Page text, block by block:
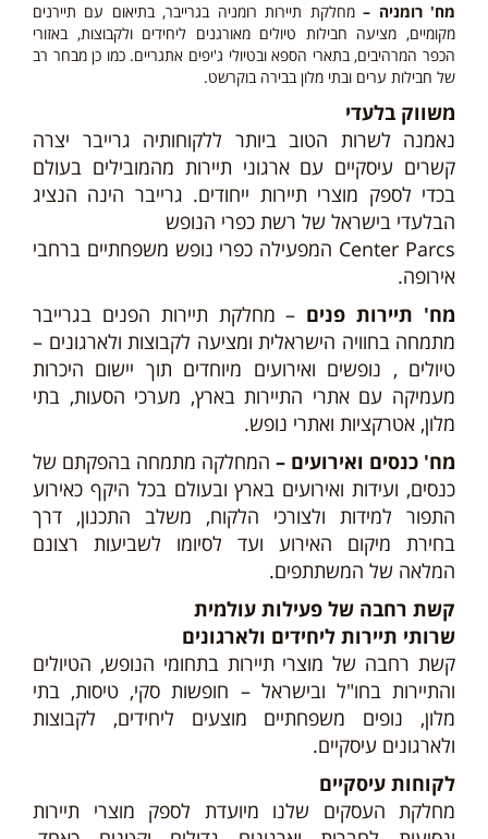
מח' רומניה –מחלקת תיירות רומניה בגרייבר, בתיאום עם תיירנים
מקומיים, מציעה חבילות טיולים מאורגנים ליחידים ולקבוצות, באזורי
הכפר המרהיבים, בתארי הספא ובטיולי ג'יפים אתגריים.כמו כן מבחר רב
של חבילות ערים ובתי מלון בבירה בוקרשט.
משווק בלעדי
נאמנה לשרות הטוב ביותר ללקוחותיה גרייבר יצרה
קשרים עיסקיים עם ארגוני תיירות מהמובילים בעולם
בכדי לספק מוצרי תיירות ייחודים. גרייבר הינה הנציג
הבלעדי בישראל של רשת כפרי הנופש
Center Parcs המפעילה כפרי נופש משפחתיים ברחבי
אירופה.
מח' תיירות פנים – מחלקת תיירות הפנים בגרייבר
מתמחה בחוויה הישראלית ומציעה לקבוצות ולארגונים –
טיולים , נופשים ואירועים מיוחדים תוך יישום היכרות
מעמיקה עם אתרי התיירות בארץ, מערכי הסעות, בתי
מלון, אטרקציות ואתרי נופש.
מח' כנסים ואירועים – המחלקה מתמחה בהפקתם של
כנסים, ועידות ואירועים בארץ ובעולם בכל היקף כאירוע
התפור למידות ולצורכי הלקוח, משלב התכנון, דרך
בחירת מיקום האירוע ועד לסיומו לשביעות רצונם
המלאה של המשתתפים.
קשת רחבה של פעילות עולמית
שרותי תיירות ליחידים ולארגונים
קשת רחבה של מוצרי תיירות בתחומי הנופש, הטיולים
והתיירות בחו"ל ובישראל – חופשות סקי, טיסות, בתי
מלון, נופים משפחתיים מוצעים ליחידים, לקבוצות
ולארגונים עיסקיים.
לקוחות עיסקיים
מחלקת העסקים שלנו מיועדת לספק מוצרי תיירות